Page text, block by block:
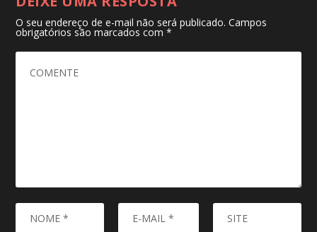
O seu endereço de e-mail não será publicado. Campos
obrigatórios são marcados com*